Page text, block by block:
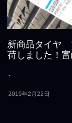
新商品タイヤ
荷しました！
2019年2月22日